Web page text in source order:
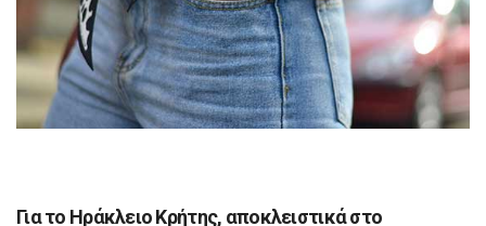
Για το Ηράκλειο Κρήτης, αποκλειστικά στο